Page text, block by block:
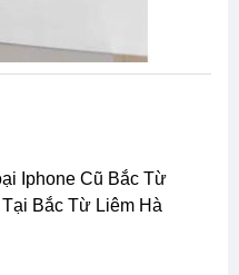
Bắc Từ Liêm Hà